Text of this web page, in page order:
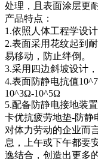
处理，且表面涂层更
产品特点：
1.依照人体工程学设
2.表面采用花纹起到
易移动，防止绊倒。
3.采用四边斜坡设计
4.表面防静电抗值
10^3Ω-10^5Ω
5.配备防静电接地装
卡优抗疲劳地垫-防静
对体力劳动的企业而
息，上午或下午都要
逸结合，创造出更多